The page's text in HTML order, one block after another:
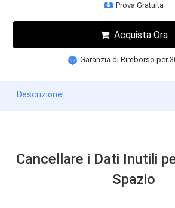
Prova Gratuita
Acquista Ora
Garanzia di Rimborso per
Descrizione
Cancellare i Dati Inutili
Spazio